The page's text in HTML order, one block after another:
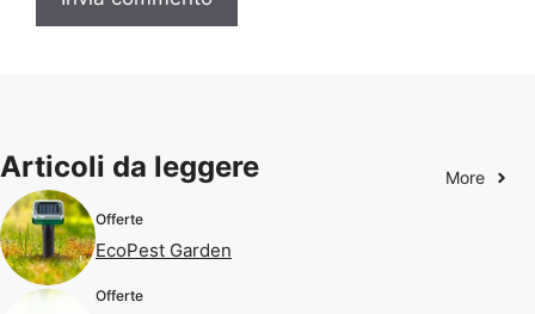
Articoli da leggere More
Offerte
EcoPest Garden
Offerte